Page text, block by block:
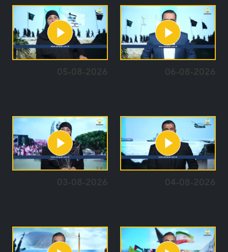
06-08-2026
05-08-2026
04-08-2026
03-08-2026